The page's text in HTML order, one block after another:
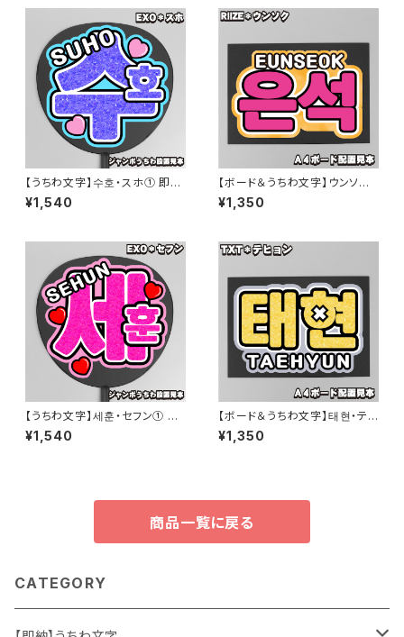
【うちわ文字】수호・スホ① 即納
【EXO】
¥1,540
【ボード＆うちわ文字】ウンソク・
은석① 即納 【RIIZE】
¥1,350
【うちわ文字】세훈・セフン① SE
HUN 【EXO】
¥1,540
【ボード＆うちわ文字】태현・テヒ
ョン② 即納 【TOMORROW X
TOGETHER】
¥1,350
商品一覧に戻る
CATEGORY